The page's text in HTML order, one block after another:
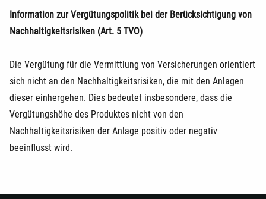
Information zur Vergütungspolitik bei der Berücksichtigung von
Nachhaltigkeitsrisiken (Art. 5 TVO)
Die Vergütung für die Vermittlung von Versicherungen orientiert
sich nicht an den Nachhaltigkeitsrisiken, die mit den Anlagen
dieser einhergehen. Dies bedeutet insbesondere, dass die
Vergütungshöhe des Produktes nicht von den
Nachhaltigkeitsrisiken der Anlage positiv oder negativ
beeinflusst wird.